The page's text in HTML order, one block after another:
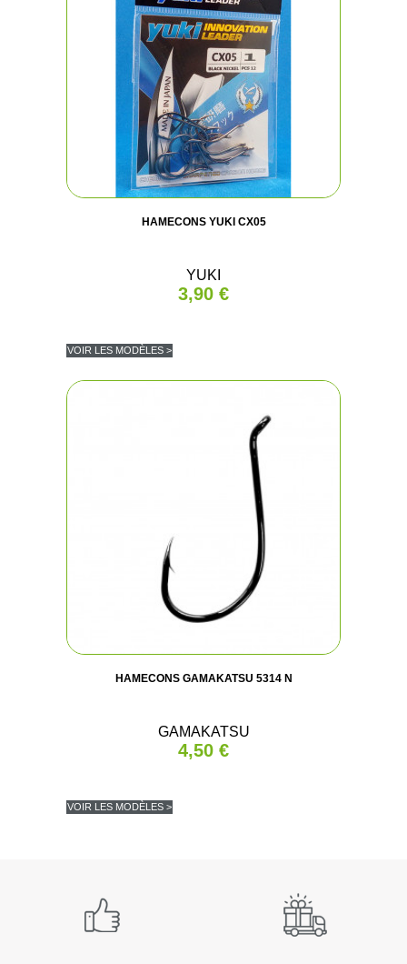
HAMECONS YUKI CX05
YUKI
3,90 €
VOIR LES MODÈLES >
HAMECONS GAMAKATSU 5314 N
GAMAKATSU
4,50 €
VOIR LES MODÈLES >